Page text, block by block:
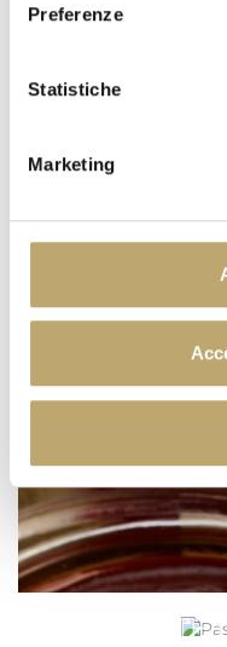
Preferenze
Statistiche
Marketing